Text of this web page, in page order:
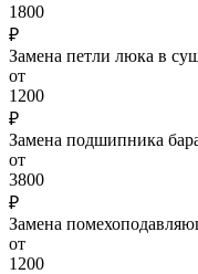
1800
₽
Замена петли люка в
от
1200
₽
Замена подшипника
от
3800
₽
Замена
от
1200